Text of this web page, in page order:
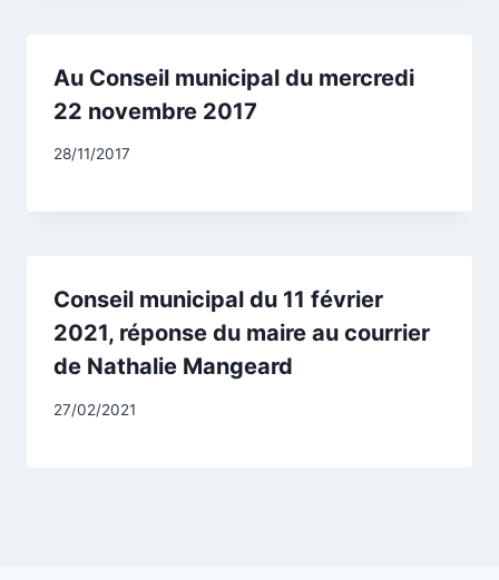
Au Conseil municipal du mercredi
22 novembre 2017
Par
28/11/2017
Conseil municipal du 11 février
2021, réponse du maire au courrier
de Nathalie Mangeard
Par
27/02/2021